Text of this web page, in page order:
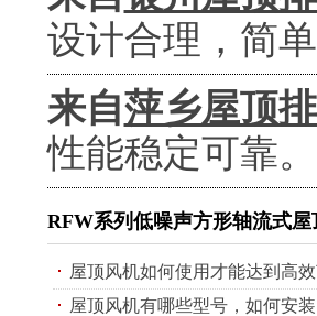
设计合理，简
来自萍乡屋顶
性能稳定可靠。
RFW系列低噪声方形轴流式
屋顶风机如何使用才能达到高
屋顶风机有哪些型号，如何安装